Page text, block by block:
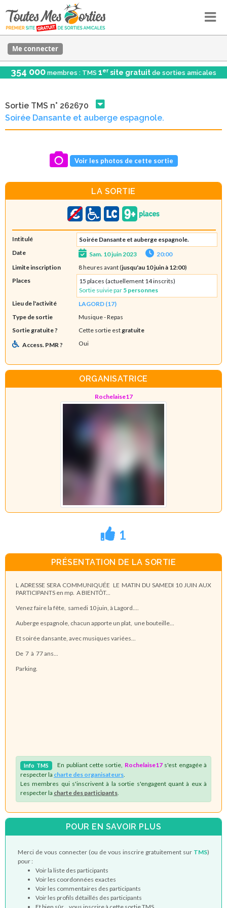
Me connecter
354 000 membres : TMS 1er site gratuit de sorties amicales
Sortie TMS n° 262670
Soirée Dansante et auberge espagnole.
Voir les photos de cette sortie
LA SORTIE
Intitulé
Soirée Dansante et auberge espagnole.
Date
Sam. 10 juin 2023
20:00
Limite inscription
8 heures avant (jusqu'au 10 juin à 12:00)
Places
15 places (actuellement 14 inscrits)
Sortie suivie par 5 personnes
Lieu de l'activité
LAGORD (17)
Type de sortie
Musique- Repas
Sortie gratuite ?
Cette sortie est gratuite
Access. PMR ?
Oui
ORGANISATRICE
Rochelaise17
1
PRÉSENTATION DE LA SORTIE
L ADRESSE SERA COMMUNIQUÉE LE MATIN DU SAMEDI 10 JUIN AUX
PARTICIPANTS en mp. A BIENTÔT...
Venez faire la fête, samedi 10 juin, à Lagord....
Auberge espagnole, chacun apporte un plat, une bouteille...
Et soirée dansante, avec musiques variées...
De 7 à 77 ans...
Parking.
Info TMS En publiant cette sortie, Rochelaise17s'est engagée à
respecter la charte des organisateurs
Les membres qui s'inscrivent à la sortie s'engagent quant à eux à
respecter la charte des participants
POUR EN SAVOIR PLUS
Merci de vous connecter (ou de vous inscrire gratuitement sur TMS)
pour :
Voir la liste des participants
Voir les coordonnées exactes
Voir les commentaires des participants
Voir les profils détaillés des participants